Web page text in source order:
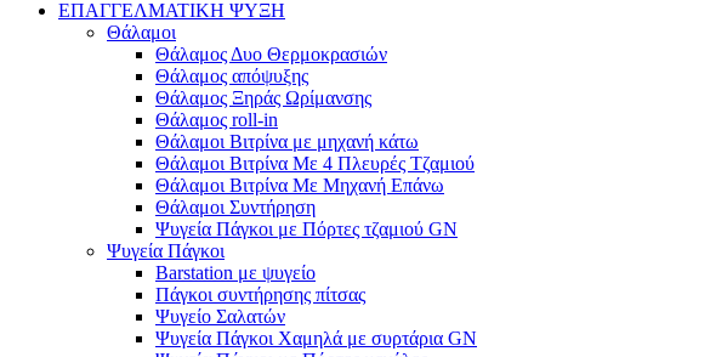
ΕΠΑΓΓΕΛΜΑΤΙΚΗ ΨΥΞΗ
Θάλαμοι
Θάλαμος Δυο Θερμοκρασιών
Θάλαμος απόψυξης
Θάλαμος Ξηράς Ωρίμανσης
Θάλαμος roll-in
Θάλαμοι Βιτρίνα με μηχανή κάτω
Θάλαμοι Βιτρίνα Με 4 Πλευρές Τζαμιού
Θάλαμοι Βιτρίνα Με Μηχανή Επάνω
Θάλαμοι Συντήρηση
Ψυγεία Πάγκοι με Πόρτες τζαμιού GN
Ψυγεία Πάγκοι
Barstation με ψυγείο
Πάγκοι συντήρησης πίτσας
Ψυγείο Σαλατών
Ψυγεία Πάγκοι Χαμηλά με συρτάρια GN